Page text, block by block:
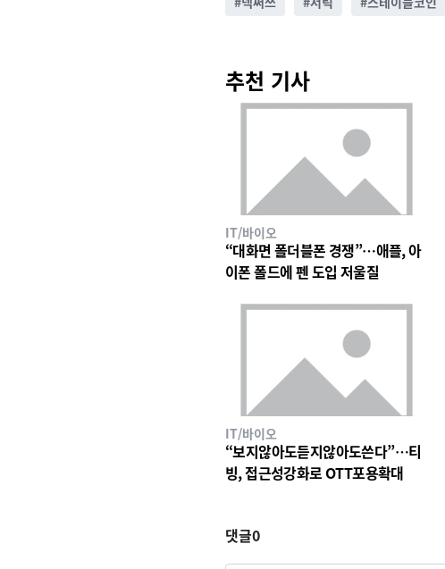
추천 기사
IT/바이오
“대화면 폴더블폰 경쟁”…애플, 아
이폰 폴드에 펜 도입 저울질
IT/바이오
“보지않아도듣지않아도쓴다”…티
빙, 접근성강화로 OTT포용확대
댓글0